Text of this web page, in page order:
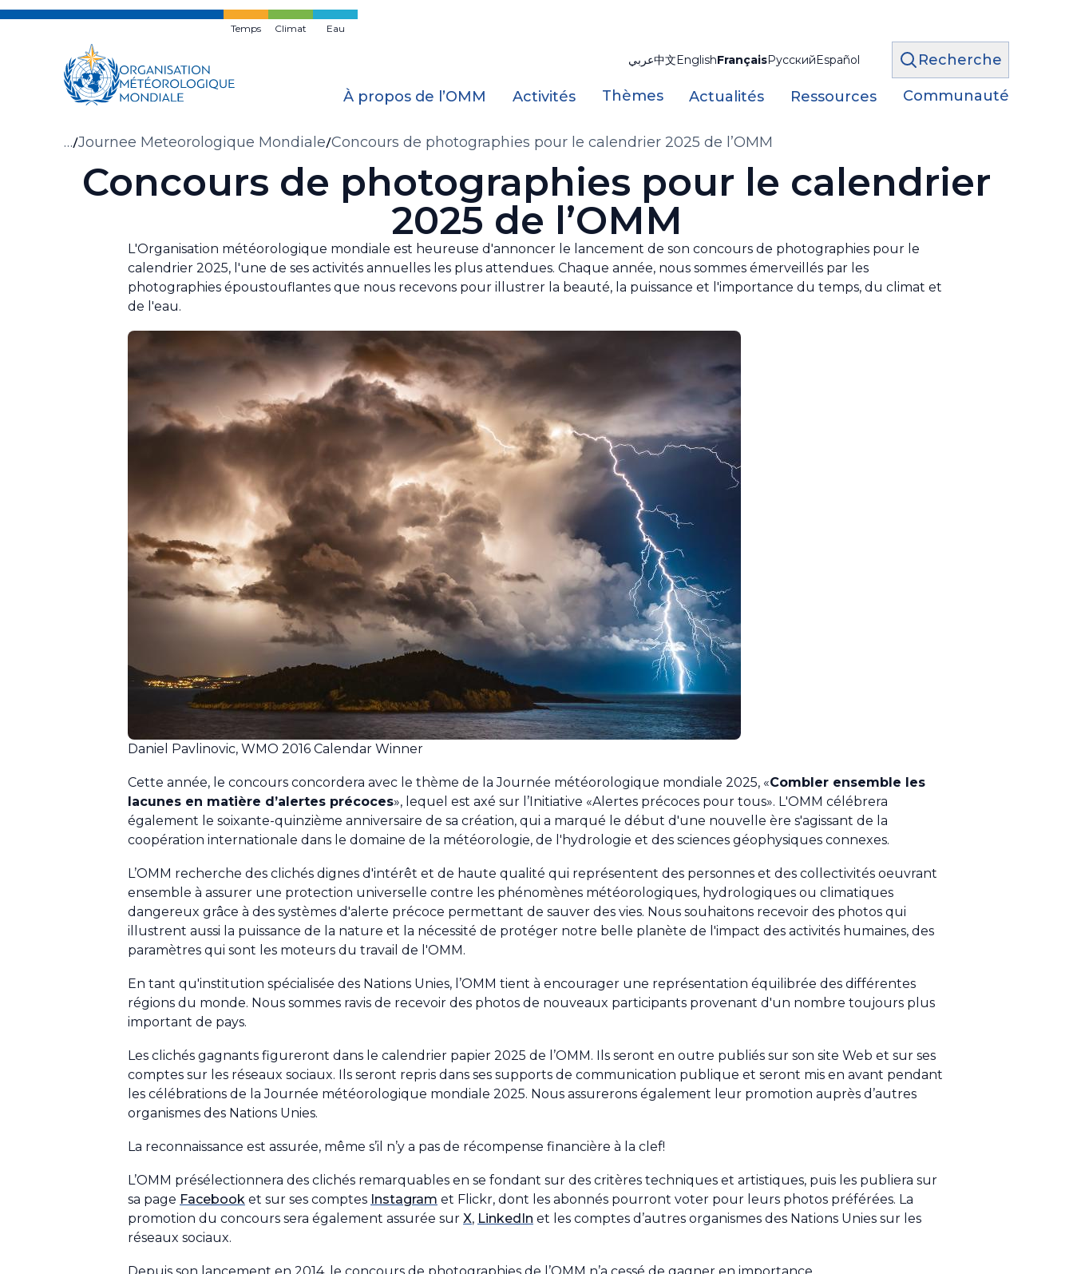
Skip
Temps Climat Eau
عربي中文EnglishFrançaisРусскийEspañol Recherche
À propos de l’OMM Activités Thèmes Actualités Ressources Communauté
Fil
d'Ariane
… Journee Meteorologique Mondiale Concours de photographies pour le calendrier 2025 de l’OMM
Concours de photographies pour le calendrier
2025 de l’OMM
L'Organisation météorologique mondiale est heureuse d'annoncer le lancement de son concours de photographies pour le
calendrier 2025, l'une de ses activités annuelles les plus attendues. Chaque année, nous sommes émerveillés par les
photographies époustouflantes que nous recevons pour illustrer la beauté, la puissance et l'importance du temps, du climat et
de l'eau.
Daniel Pavlinovic, WMO 2016 Calendar Winner
Cette année, le concours concordera avec le thème de la Journée météorologique mondiale 2025, «Combler ensemble les
lacunes en matière d’alertes précoces», lequel est axé sur l’Initiative «Alertes précoces pour tous». L'OMM célébrera
également le soixante-quinzième anniversaire de sa création, qui a marqué le début d'une nouvelle ère s'agissant de la
coopération internationale dans le domaine de la météorologie, de l'hydrologie et des sciences géophysiques connexes.
L’OMM recherche des clichés dignes d'intérêt et de haute qualité qui représentent des personnes et des collectivités oeuvrant
ensemble à assurer une protection universelle contre les phénomènes météorologiques, hydrologiques ou climatiques
dangereux grâce à des systèmes d'alerte précoce permettant de sauver des vies. Nous souhaitons recevoir des photos qui
illustrent aussi la puissance de la nature et la nécessité de protéger notre belle planète de l'impact des activités humaines, des
paramètres qui sont les moteurs du travail de l'OMM.
En tant qu'institution spécialisée des Nations Unies, l’OMM tient à encourager une représentation équilibrée des différentes
régions du monde. Nous sommes ravis de recevoir des photos de nouveaux participants provenant d'un nombre toujours plus
important de pays.
Les clichés gagnants figureront dans le calendrier papier 2025 de l’OMM. Ils seront en outre publiés sur son site Web et sur ses
comptes sur les réseaux sociaux. Ils seront repris dans ses supports de communication publique et seront mis en avant pendant
les célébrations de la Journée météorologique mondiale 2025. Nous assurerons également leur promotion auprès d’autres
organismes des Nations Unies.
La reconnaissance est assurée, même s’il n’y a pas de récompense financière à la clef!
L’OMM présélectionnera des clichés remarquables en se fondant sur des critères techniques et artistiques, puis les publiera sur
sa page Facebook et sur ses comptes Instagram et Flickr, dont les abonnés pourront voter pour leurs photos préférées. La
promotion du concours sera également assurée sur X, LinkedIn et les comptes d’autres organismes des Nations Unies sur les
réseaux sociaux.